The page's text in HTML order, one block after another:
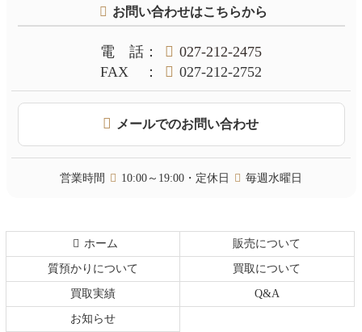
お問い合わせはこちらから
電話 ：
027-212-2475
FAX
： 027-212-2752
メールでのお問い合わせ
営業時間 10:00～19:00・定休日 毎週水曜日
ホーム 販売について
質預かりについて 買取について
買取実績 Q&A
お知らせ